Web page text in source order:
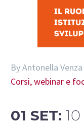
By Antonella Venza
Corsi, webinar e
01 SET: